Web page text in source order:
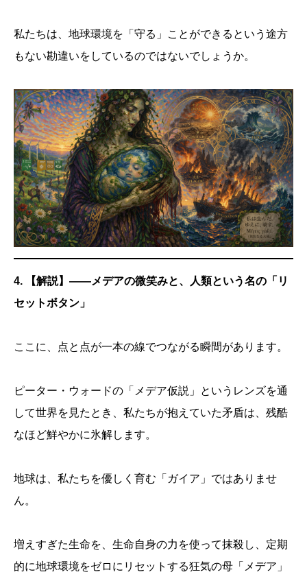
私たちは、地球環境を「守る」ことができるという途方
もない勘違いをしているのではないでしょうか。
4. 【解説】——メデアの微笑みと、人類という名の「リ
セットボタン」
ここに、点と点が一本の線でつながる瞬間があります。
ピーター・ウォードの「メデア仮説」というレンズを通
して世界を見たとき、私たちが抱えていた矛盾は、残酷
なほど鮮やかに氷解します。
地球は、私たちを優しく育む「ガイア」ではありませ
ん。
増えすぎた生命を、生命自身の力を使って抹殺し、定期
的に地球環境をゼロにリセットする狂気の母「メデア」